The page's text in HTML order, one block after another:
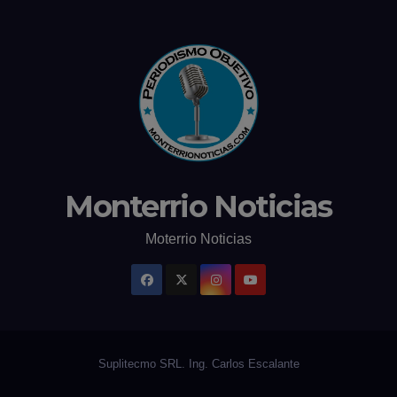
Monterrio Noticias
Moterrio Noticias